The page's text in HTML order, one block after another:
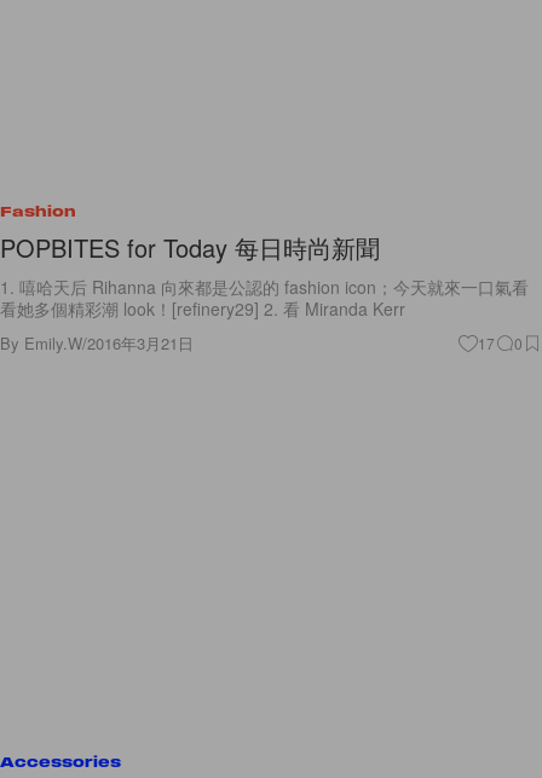
Fashion
POPBITES for Today 每日時尚新聞
1. 嘻哈天后 Rihanna 向來都是公認的 fashion icon；今天就來一口氣看
看她多個精彩潮 look！[refinery29] 2. 看 Miranda Kerr
By Emily.W/2016年3月21日 17 0
Accessories